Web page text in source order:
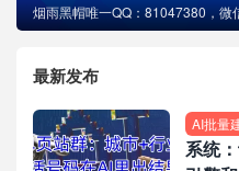
烟雨黑帽唯一QQ：81047380，微
最新发布
AI批量
系统